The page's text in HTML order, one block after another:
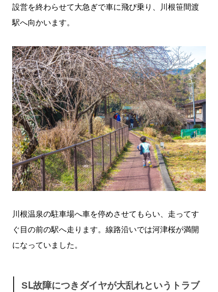
設営を終わらせて大急ぎで車に飛び乗り、川根笹間渡
駅へ向かいます。
川根温泉の駐車場へ車を停めさせてもらい、走ってす
ぐ目の前の駅へ走ります。線路沿いでは河津桜が満開
になっていました。
SⅬ故障につきダイヤが大乱れというトラブ